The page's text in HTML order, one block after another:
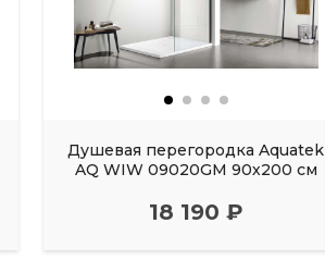
Душевая перегородка Aquatek
AQ WIW 09020GM 90х200 см
18 190 ₽